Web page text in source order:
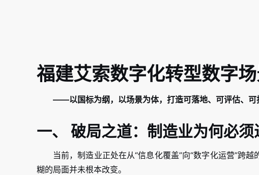
福建艾索数字化转型数字
——以国标为纲，以场景为体，打造可落地、可评估、可
一、 破局之道：制造业为何必须
当前，制造业正处在从“信息化覆盖”向“数字化运营”跨
糊的局面并未根本改变。